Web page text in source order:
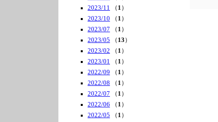
2023/11 （ 1 ）
2023/10 （ 1 ）
2023/07 （ 1 ）
2023/05 （ 13 ）
2023/02 （ 1 ）
2023/01 （ 1 ）
2022/09 （ 1 ）
2022/08 （ 1 ）
2022/07 （ 1 ）
2022/06 （ 1 ）
2022/05 （ 1 ）